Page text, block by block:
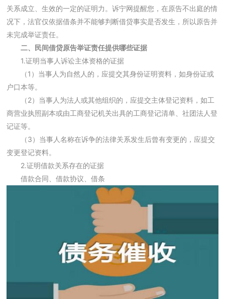
关系成立、生效的一定的证明力。诉宁网提醒您，在原告不出庭的情
况下，法官仅依据借条并不能够判断借贷事实是否发生，所以原告并
未完成举证责任。
二、民间借贷原告举证责任提供哪些证据
1.证明当事人诉讼主体资格的证据
（1）当事人为自然人的，应提交其身份证明资料，如身份证或
户口本等。
（2）当事人为法人或其他组织的，应提交主体登记资料，如工
商营业执照副本或由工商登记机关出具的工商登记清单、社团法人登
记证等。
（3）当事人名称在诉争的法律关系发生后曾有变更的，应提交
变更登记资料。
2.证明借款关系存在的证据
借款合同、借款协议、借条